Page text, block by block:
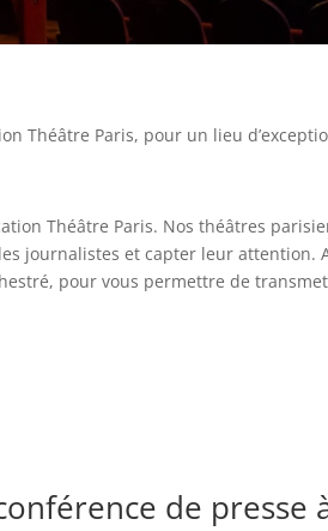
Théâtre Paris, pour un lieu
Théâtre Paris. Nos théâtres
journalistes et capter leur attention.
pour vous permettre de
de presse